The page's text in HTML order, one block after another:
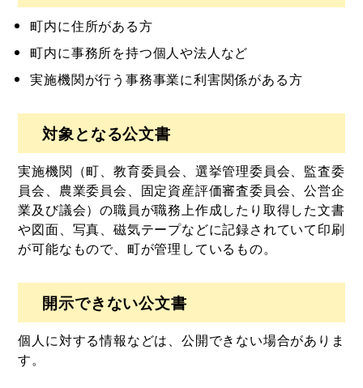
町内に住所がある方
町内に事務所を持つ個人や法人など
実施機関が行う事務事業に利害関係がある方
対象となる公文書
実施機関（町、教育委員会、選挙管理委員会、監査委
員会、農業委員会、固定資産評価審査委員会、公営企
業及び議会）の職員が職務上作成したり取得した文書
や図面、写真、磁気テープなどに記録されていて印刷
が可能なもので、町が管理しているもの。
開示できない公文書
個人に対する情報などは、公開できない場合がありま
す。